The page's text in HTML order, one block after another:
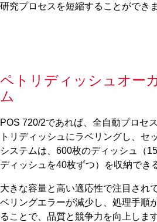
研究プロセスを短縮することができま
ペトリディッシュオー
ム
POS 720/2であれば、全自動プロセ
トリディッシュにラベリングし、セ
システムは、600枚のディッシュ（
ディッシュを40枚ずつ）を収納でき
大きな容量と高い適応性で注目され
ベリングエラーが減少し、処理手順
ることで、品質と競争力を向上しま